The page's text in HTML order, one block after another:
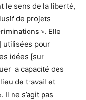
le sens de la liberté,
de projets
». Elle
utilisées pour
idées [sur
la capacité des
de travail et
ne s’agit pas